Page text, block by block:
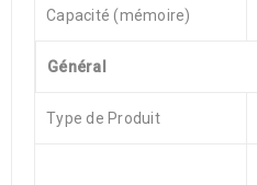
Capacité (mémoire)
Général
Type de Produit